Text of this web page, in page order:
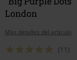
London
Más detalles del artículo
(11)